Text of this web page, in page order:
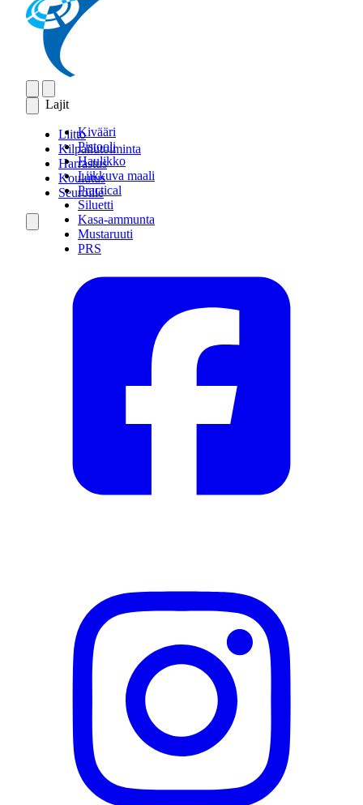
Lajit
Kivääri
Pistooli
Haulikko
Liikkuva maali
Practical
Siluetti
Kasa-ammunta
Mustaruuti
PRS
Liitto
Kilpailutoiminta
Harrastus
Koulutus
Seuroille